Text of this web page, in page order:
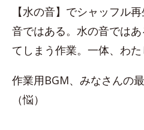
【水の音】でシャッフル
音ではある。水の音では
てしまう作業。一体、わ
作業用BGM、みなさんの
（悩）